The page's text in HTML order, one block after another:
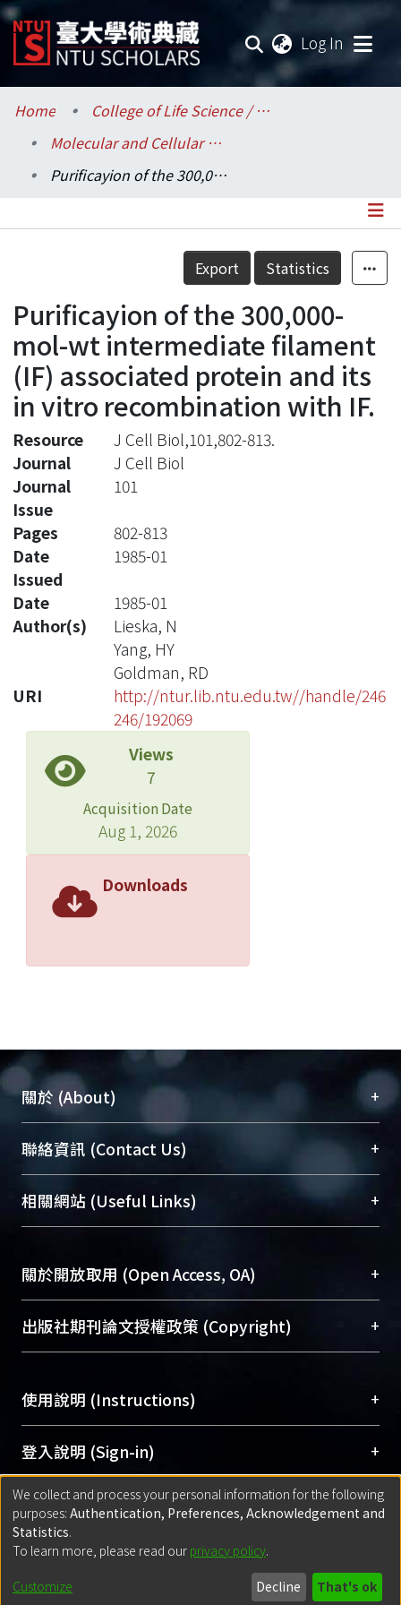
Log In
Communities & Collections
Research Outputs
Statistics
Home
College of Life Science / 生命科學院
Molecular and Cellular Biology / 分子與細胞生物學研究所
Purificayion of the 300,000-mol-wt intermediate filament (IF) associated protein and its in vitro recombination with IF.
Details
Export Statistics
Purificayion of the 300,000-
mol-wt intermediate filament
(IF) associated protein and its
in vitro recombination with IF.
Resource
J Cell Biol,101,802-813.
Journal
J Cell Biol
Journal
Issue
101
Pages
802-813
Date
Issued
1985-01
Date
1985-01
Author(s)
Lieska, N
Yang, HY
Goldman, RD
URI
http://ntur.lib.ntu.edu.tw//handle/246
246/192069
Views
7
Acquisition Date
Aug 1, 2026
Downloads
關於 (About) +
臺大位居世界頂尖大學之列，為永久珍藏及向國際
展現本校豐碩的研究成果及學術能量，圖書館整合
機構典藏（NTUR）與學術庫（AH）不同功能平
台，成為臺大學術典藏NTU scholars。期能整合研
成果。
To permanently archive and promote researcher
profiles and scholarly works, Library integrates the
services of “NTU Repository” with “Academic
聯絡資訊 (Contact Us) +
總館學科館員(Main Library)
醫學圖書館學科館員(Medical Library)
Sciences Library)
相關網站 (Useful Links) +
關於開放取用 (Open Access, OA) +
開放取用是從使用者角度提升資訊取用性的社會運
動，應用在學術研究上是透過將研究著作公開供使
用逐年攀升。同時可加速研究發展、提升研究影響
Archive）平台。 （點選深入了解OA）
出版社期刊論文授權政策 (Copyright) +
含部分內容的版權非匯入者所有，或由第三方贊
助與合作完成，請確認該版權所有者及第三方同
意提供此授權。
Please represent that the submission is your
original work, and that you have the right to
grant the rights to upload.
若欲上傳已出版的全文電子檔，可使用
policy finder
網站查詢，以確認出版單位之版權
政策。
使用說明 (Instructions) +
網站簡介(Quickstart Guide)
使用手冊(Instruction Manual)
線上預約服務(Booking Service)
登入說明 (Sign-in) +
方案一：臺灣大學計算機中心帳號登入
(With C&INC Email Account)
方案二：ORCID帳號登入(With ORCID)
匯入著作 (Submission) +
方案一：定期更新ORCID者，以ID匯入
for identifier (ORCID))
Built withDSpace-CRIS software
- Extension maintained and optimized
We collect and process your personal information for the following
purposes: Authentication, Preferences, Acknowledgement and
Statistics.
To learn more, please read our privacy policy.
Customize Decline That's ok